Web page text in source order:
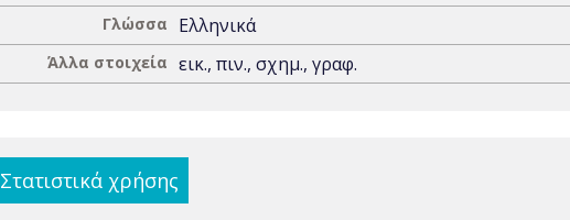
Γλώσσα Ελληνικά
Άλλα στοιχεία εικ., πιν., σχημ., γραφ.
Στατιστικά χρήσης